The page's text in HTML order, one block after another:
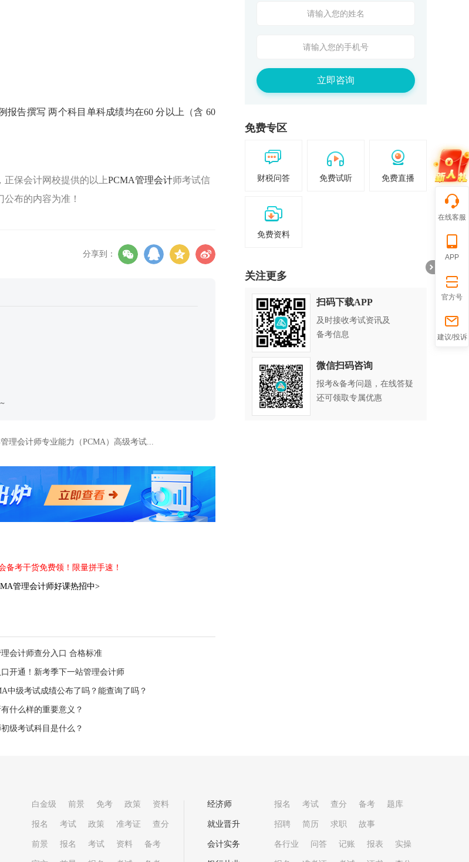
报告撰写 两个科目单科成绩均在60 分以上（含 60
保会计网校提供的以上PCMA管理会计师考试信
布的内容为准！
分享到：
管理会计师专业能力（PCMA）高级考试...
备考干货免费领！限量拼手速！
管理会计师好课热招中>
理会计师查分入口 合格标准
开通！新考季下一站管理会计师
中级考试成绩公布了吗？能查询了吗？
什么样的重要意义？
级考试科目是什么？
立即咨询
免费专区
财税问答 免费试听 免费直播
免费资料
关注更多
扫码下载APP
及时接收考试资讯及
备考信息
微信扫码咨询
报考&备考问题，在线答疑
还可领取专属优惠
在线客服
APP
官方号
建议/投诉
白金级 前景 免考 政策 资料
报名 考试 政策 准考证 查分
前景 报名 考试 资料 备考
经济师 报名 考试 查分 备考 题库
就业晋升 招聘 简历 求职 故事
会计实务 各行业 问答 记账 报表 实操